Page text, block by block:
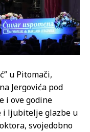
u Pitomači,
Jergovića pod
i ove godine
i ljubitelje glazbe u
svojedobno